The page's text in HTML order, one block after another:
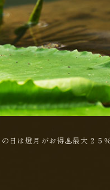
日は燈月がお得♨️最大２５